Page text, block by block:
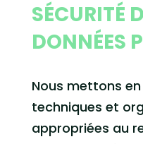
SÉCURITÉ
DONNÉES
Nous mettons
techniques et
appropriées au